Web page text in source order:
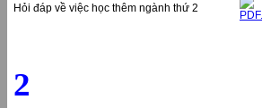
Hỏi đáp về việc học thêm ngành thứ 2
2